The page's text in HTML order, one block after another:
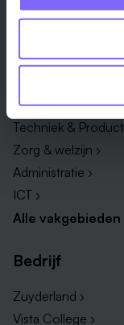
Vakgebied
Onderwijs ›
Techniek &
Zorg & welzijn ›
Administratie ›
ICT ›
Alle vakgebieden
Bedrijf
Zuyderland ›
Vista College ›